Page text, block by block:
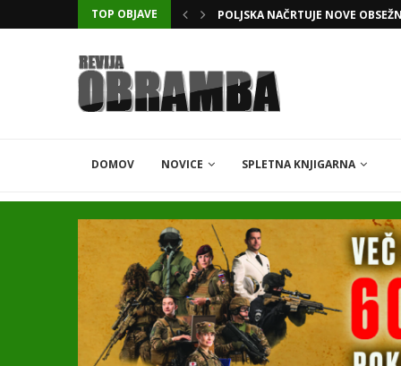
TOP OBJAVE
POLJSKA NAČRTUJE NOVE
DOMOV NOVICE SPLETNA KNJIGARNA